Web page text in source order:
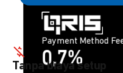
Payment Method
0,7%
Payment Method Fee
1,5%
Tanpa biaya setup